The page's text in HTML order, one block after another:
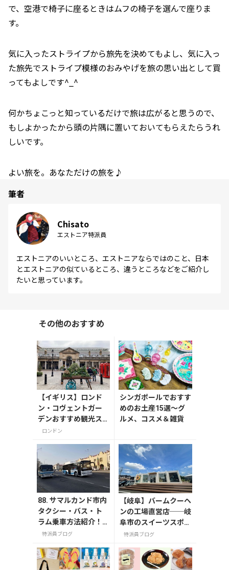
で、空港で椅子に座るときはムフの椅子を選んで座りま
す。
気に入ったストライプから旅先を決めてもよし、気に入っ
た旅先でストライプ模様のおみやげを旅の思い出として買
ってもよしです^_^
何かちょこっと知っているだけで旅は広がると思うので、
もしよかったから頭の片隅に置いておいてもらえたらうれ
しいです。
よい旅を。あなただけの旅を♪
筆者
Chisato
エストニア特派員
エストニアのいいところ、エストニアならではのこと、日本
とエストニアの似ているところ、違うところなどをご紹介し
たいと思っています。
その他のおすすめ
【イギリス】ロンド
ン・コヴェントガー
デンおすすめ観光ス
ポット3つ！
ロンドン
シンガポールでおすす
めのお土産15選～グ
ルメ、コスメ＆雑貨
88. サマルカンド市内
タクシー・バス・ト
ラム乗車方法紹介！
自作バス路線図も掲
特派員ブログ
【岐阜】バームクーヘ
ンの工場直営店──岐
阜市のスイーツスポッ
ト「FLEUR（フルー
特派員ブログ